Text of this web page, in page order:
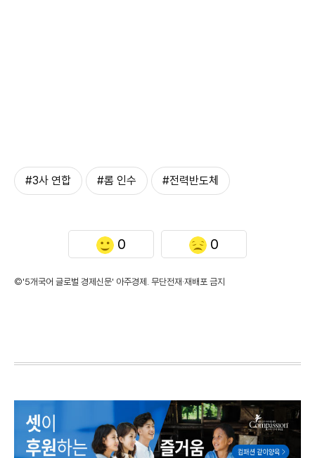
#3사 연합 #롬 인수 #전력반도체
0 0
©'5개국어 글로벌 경제신문' 아주경제. 무단전재·재배포 금지